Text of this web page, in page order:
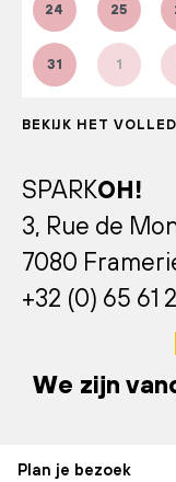
24 25
31 1
BEKIJK HET
SPARKOH!
3, Rue de
7080
+32 (0) 65 61
We zijn
Plan je bezoek